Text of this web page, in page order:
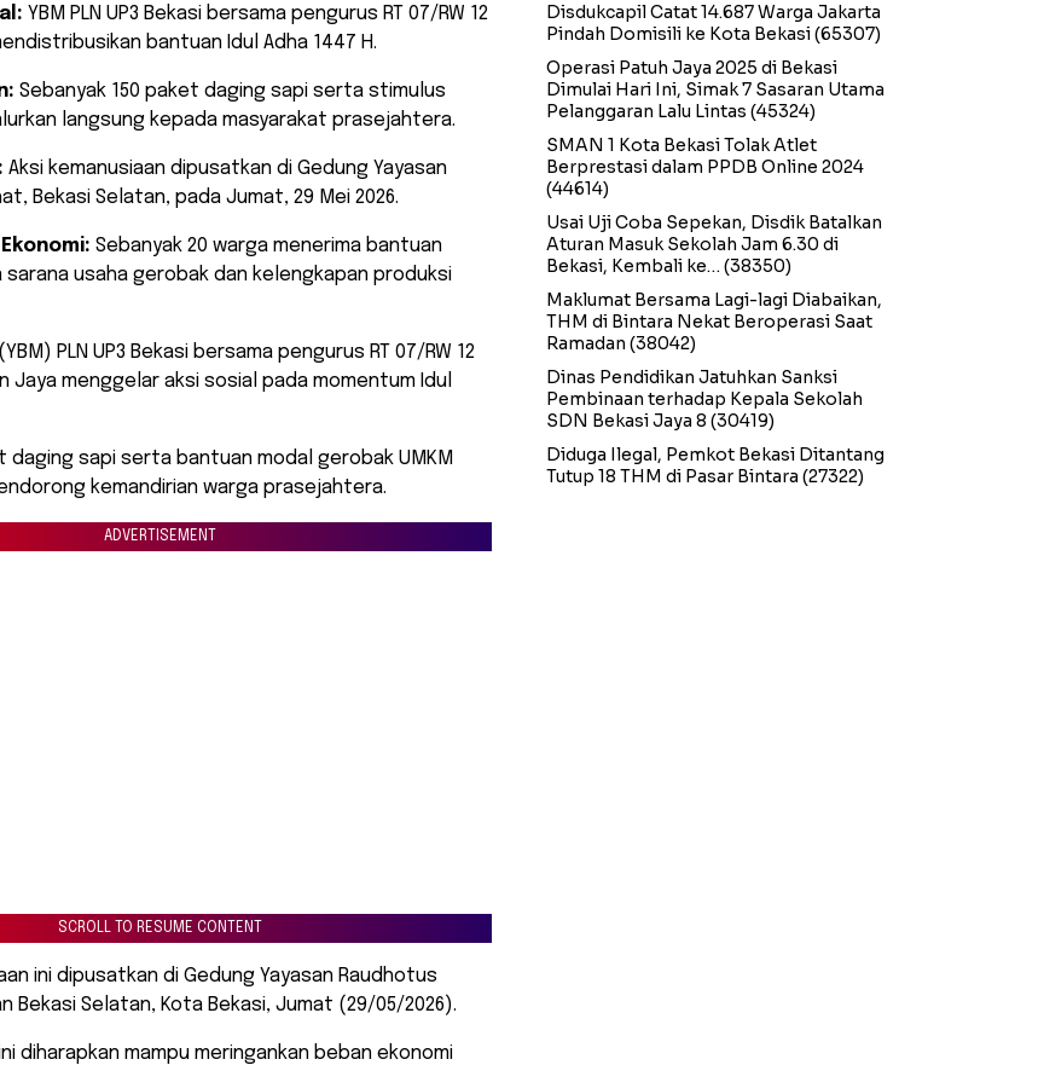
YBM PLN UP3 Bekasi bersama pengurus RT 07/RW 12
bantuan Idul Adha 1447 H.
Sebanyak 150 paket daging sapi serta stimulus
langsung kepada masyarakat prasejahtera.
Aksi kemanusiaan dipusatkan di Gedung Yayasan
Bekasi Selatan, pada Jumat, 29 Mei 2026.
Sebanyak 20 warga menerima bantuan
usaha gerobak dan kelengkapan produksi
PLN UP3 Bekasi bersama pengurus RT 07/RW 12
Jaya menggelar aksi sosial pada momentum Idul
daging sapi serta bantuan modal gerobak UMKM
kemandirian warga prasejahtera.
ADVERTISEMENT
SCROLL TO RESUME CONTENT
ini dipusatkan di Gedung Yayasan Raudhotus
Bekasi Selatan, Kota Bekasi, Jumat (29/05/2026).
diharapkan mampu meringankan beban ekonomi
Disdukcapil Catat 14.687 Warga Jakarta
Pindah Domisili ke Kota Bekasi(65307)
Operasi Patuh Jaya 2025 di Bekasi
Dimulai Hari Ini, Simak 7 Sasaran Utama
Pelanggaran Lalu Lintas (45324)
SMAN 1 Kota Bekasi Tolak Atlet
Berprestasi dalam PPDB Online 2024
(44614)
Usai Uji Coba Sepekan, Disdik Batalkan
Aturan Masuk Sekolah Jam 6.30 di
Bekasi, Kembali ke… (38350)
Maklumat Bersama Lagi-lagi Diabaikan,
THM di Bintara Nekat Beroperasi Saat
Ramadan (38042)
Dinas Pendidikan Jatuhkan Sanksi
Pembinaan terhadap Kepala Sekolah
SDN Bekasi Jaya 8 (30419)
Diduga Ilegal, Pemkot Bekasi Ditantang
Tutup 18 THM di Pasar Bintara (27322)